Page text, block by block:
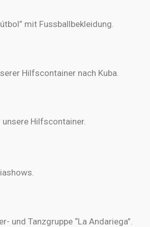
mit Fussballbekleidung.
Hilfscontainer nach Kuba.
unsere Hilfscontainer.
und Tanzgruppe “La Andariega”.